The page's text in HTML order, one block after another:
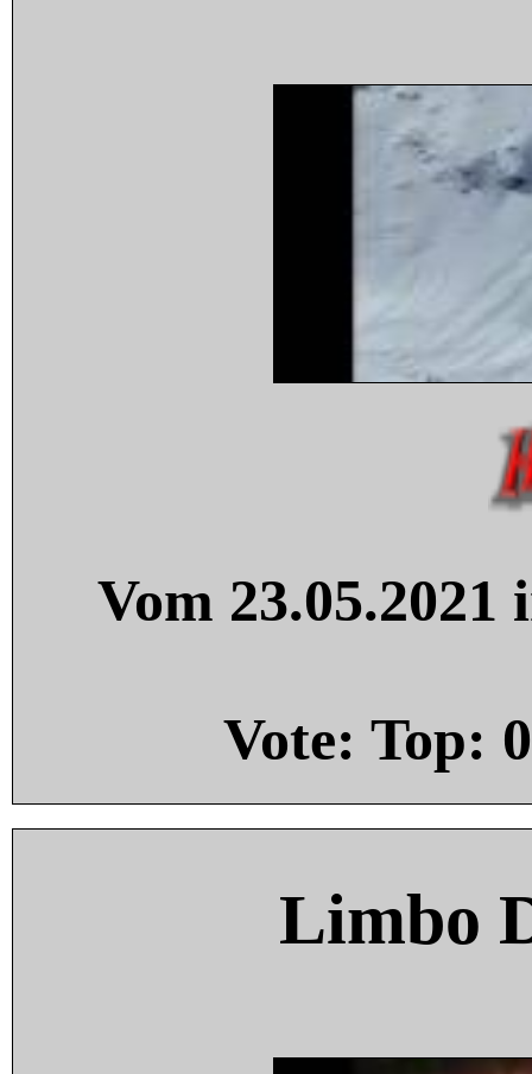
Vom
Vote: Top: 0
Limbo